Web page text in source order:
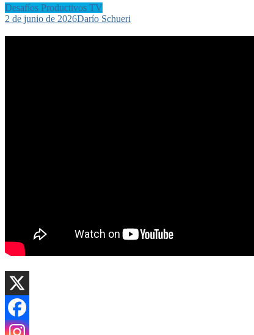
Desafíos Productivos TV
2 de junio de 2026Darío Schueri